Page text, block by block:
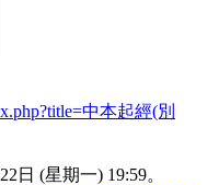
中本起經(別
日 (星期一) 19:59。